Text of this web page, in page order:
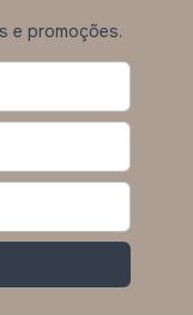
e promoções.